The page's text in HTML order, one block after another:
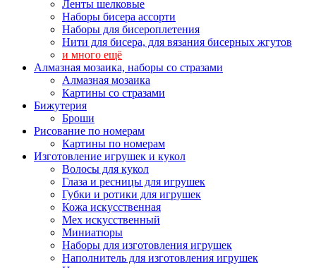
Ленты шелковые
Наборы бисера ассорти
Наборы для бисероплетения
Нити для бисера, для вязания бисерных жгутов
и много ещё
Алмазная мозаика, наборы со стразами
Алмазная мозаика
Картины co стразами
Бижутерия
Броши
Рисование по номерам
Картины по номерам
Изготовление игрушек и кукол
Волосы для кукол
Глаза и ресницы для игрушек
Губки и ротики для игрушек
Кожа искусственная
Мех искусственный
Миниатюры
Наборы для изготовления игрушек
Наполнитель для изготовления игрушек